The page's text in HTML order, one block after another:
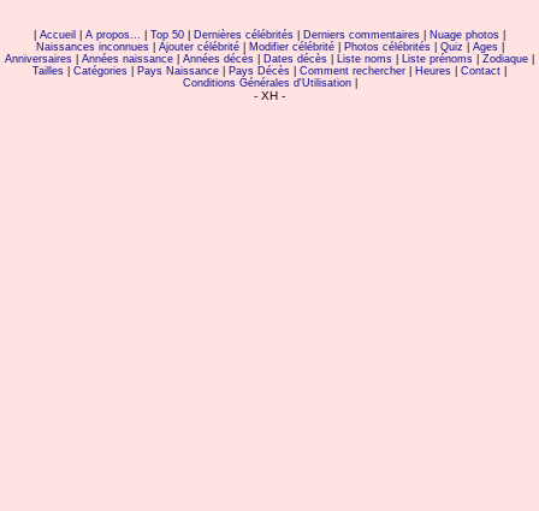
Accueil A propos... Top 50 Dernières célébrités Derniers commentaires Nuage photos
Naissances inconnues| Ajouter célébrité| Modifier célébrité| Photos célébrités| Quiz Ages|
Anniversaires
Années naissance Années décès Dates décès Liste noms Liste prénoms Zodiaque
Tailles
Catégories Pays Naissance Pays Décès Comment rechercher Heures Contact
Conditions Générales d'Utilisation|
- XH -